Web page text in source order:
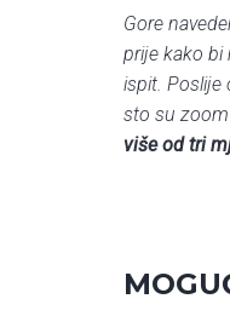
Gore
prije kako bi
ispit. Poslije
sto su zoom
više od tri